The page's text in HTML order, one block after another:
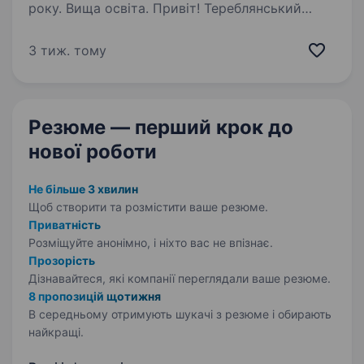
року. Вища освіта. Привіт! Тереблянський
стають доступними і якісними для всієї
3 тиж. тому
Резюме — перший крок до
нової роботи
Не більше 3 хвилин
Щоб створити та розмістити ваше резюме.
Приватність
Розміщуйте анонімно, і ніхто вас не впізнає.
Прозорість
Дізнавайтеся, які компанії переглядали ваше резюме.
8 пропозицій щотижня
В середньому отримують шукачі з резюме і обирають
найкращі.